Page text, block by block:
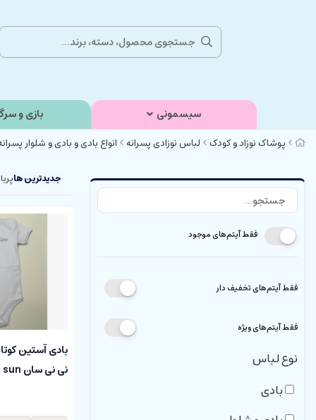
سیسمونی بازی و
پوشاک نوزاد و کودک لباس نوزادی پسرانه انواع بادی و بادی و شلوار
فقط آیتم‌های موجود
فقط آیتم‌های تخفیف دار
فقط آیتم‌های ویژه
نوع لباس
بادی
جدیدترین ها
بادی آستین
نی نی سان nini sun